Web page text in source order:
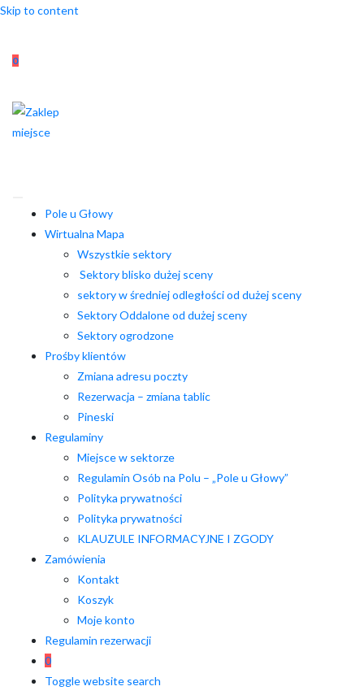
Skip to content
0
Pole u Głowy
Wirtualna Mapa
Wszystkie sektory
Sektory blisko dużej sceny
sektory w średniej odległości od dużej sceny
Sektory Oddalone od dużej sceny
Sektory ogrodzone
Prośby klientów
Zmiana adresu poczty
Rezerwacja – zmiana tablic
Pineski
Regulaminy
Miejsce w sektorze
Regulamin Osób na Polu – „Pole u Głowy”
Polityka prywatności
Polityka prywatności
KLAUZULE INFORMACYJNE I ZGODY
Zamówienia
Kontakt
Koszyk
Moje konto
Regulamin rezerwacji
0
Toggle website search